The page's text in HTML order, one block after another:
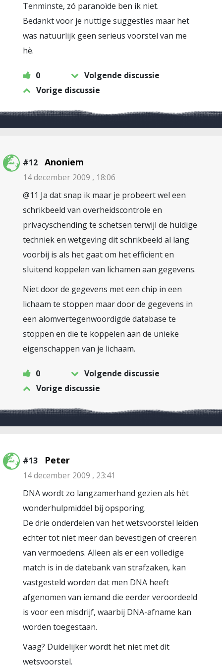
Tenminste, zó paranoïde ben ik niet.
Bedankt voor je nuttige suggesties maar het
was natuurlijk geen serieus voorstel van me
hè.
0
Volgende discussie
Vorige discussie
#12 Anoniem
14 december 2009 , 18:06
@11 Ja dat snap ik maar je probeert wel een
schrikbeeld van overheidscontrole en
privacyschending te schetsen terwijl de huidige
techniek en wetgeving dit schrikbeeld al lang
voorbij is als het gaat om het efficient en
sluitend koppelen van lichamen aan gegevens.
Niet door de gegevens met een chip in een
lichaam te stoppen maar door de gegevens in
een alomvertegenwoordigde database te
stoppen en die te koppelen aan de unieke
eigenschappen van je lichaam.
0
Volgende discussie
Vorige discussie
#13 Peter
14 december 2009 , 23:41
DNA wordt zo langzamerhand gezien als hèt
wonderhulpmiddel bij opsporing.
De drie onderdelen van het wetsvoorstel leiden
echter tot niet meer dan bevestigen of creëren
van vermoedens. Alleen als er een volledige
match is in de datebank van strafzaken, kan
vastgesteld worden dat men DNA heeft
afgenomen van iemand die eerder veroordeeld
is voor een misdrijf, waarbij DNA-afname kan
worden toegestaan.
Vaag? Duidelijker wordt het niet met dit
wetsvoorstel.